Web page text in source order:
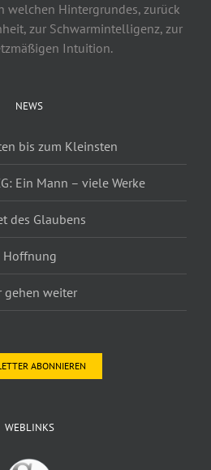
welchen Hintergrundes, zurück
zur Schwarmintelligenz, zur
Intuition.
NEWS
bis zum Kleinsten
Ein Mann – viele Werke
des Glaubens
Hoffnung
gehen weiter
ABONNIEREN
WEBLINKS